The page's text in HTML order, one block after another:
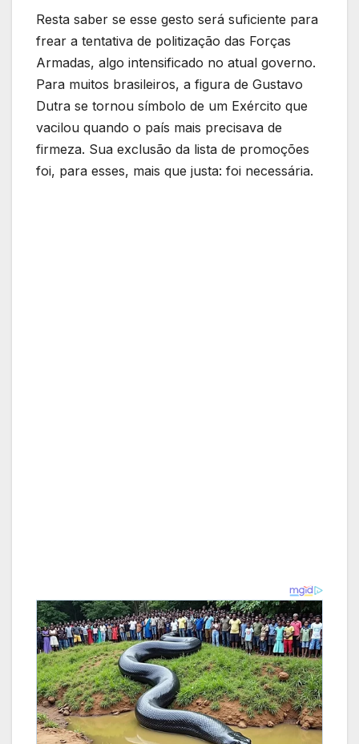
Resta saber se esse gesto será suficiente para
frear a tentativa de politização das Forças
Armadas, algo intensificado no atual governo.
Para muitos brasileiros, a figura de Gustavo
Dutra se tornou símbolo de um Exército que
vacilou quando o país mais precisava de
firmeza. Sua exclusão da lista de promoções
foi, para esses, mais que justa: foi necessária.